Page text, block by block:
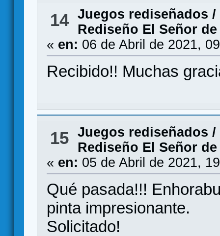
14 Juegos rediseñados /
Rediseño El Señor
« en: 06 de Abril de 2021,
Recibido!! Muchas
15 Juegos rediseñados /
Rediseño El Señor
« en: 05 de Abril de 2021,
Qué pasada!!!
pinta impresionante.
Solicitado!